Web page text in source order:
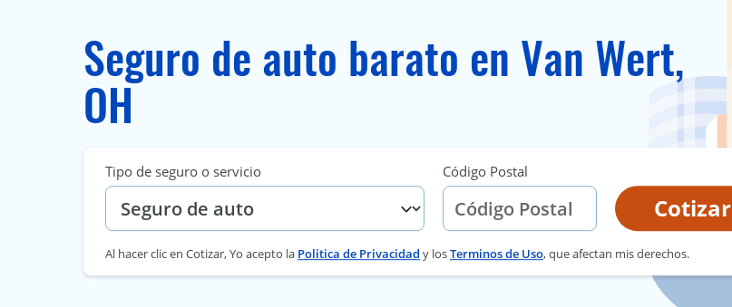
Seguro de auto barato en Van Wert,
OH
Tipo de seguro o servicio Código Postal
Cotizar
Al hacer clic en Cotizar, Yo acepto la Politica de Privacidad y losTerminos de Uso, que afectan mis derechos.